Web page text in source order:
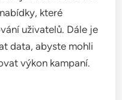
kampaní měří